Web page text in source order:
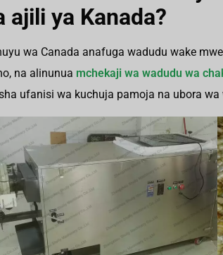
ajili ya Kanada?
wa Canada anafuga wadudu wake
na alinunua mchekaji wa wadudu wa
ufanisi wa kuchuja pamoja na ubora wa